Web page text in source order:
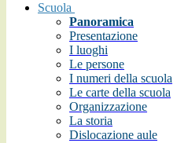
Scuola
Panoramica
Presentazione
I luoghi
Le persone
I numeri della scuola
Le carte della scuola
Organizzazione
La storia
Dislocazione aule